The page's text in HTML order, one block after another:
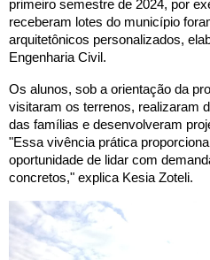
primeiro semestre de 2024, por
receberam lotes do município
arquitetônicos personalizados,
Engenharia Civil.
Os alunos, sob a orientação da
visitaram os terrenos, realizaram
das famílias e desenvolveram
"Essa vivência prática
oportunidade de lidar com
concretos," explica Kesia Zoteli.